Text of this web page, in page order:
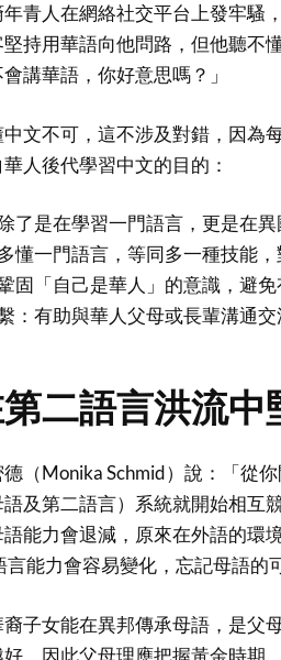
青人在網絡社交平台上發牢騷
持用華語向他問路，但他聽不
講華語，你好意思嗎？」
文不可，這不涉及對錯，因為
人後代學習中文的目的：
了是在學習一門語言，更是在異
懂一門語言，等同多一種技能，
固「自己是華人」的意識，避免
：有助與華人父母或長輩溝通交
二語言洪流中
（Monika Schmid）說：「從
及第二語言）系統就開始相互
能力會退減，原來在外語的環
能力會容易變化，忘記母語的
子女能在異邦傳承母語，是父
，因此父母理應把握黃金時期